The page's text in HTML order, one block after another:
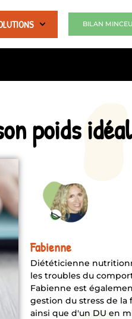
BILAN
poids idéal
Fabienne
Diététicienne
les troubles du
Fabienne est
gestion du stress de la
ainsi que d'un DU en